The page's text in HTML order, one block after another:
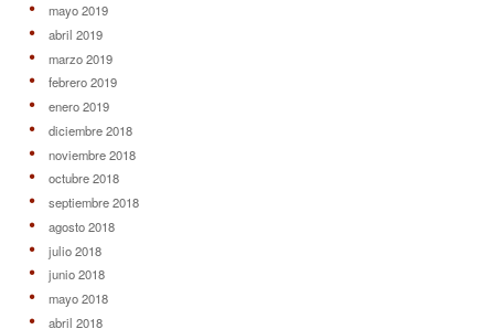
mayo 2019
abril 2019
marzo 2019
febrero 2019
enero 2019
diciembre 2018
noviembre 2018
octubre 2018
septiembre 2018
agosto 2018
julio 2018
junio 2018
mayo 2018
abril 2018